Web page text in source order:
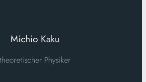
Michio Kaku
theoretischer Physiker